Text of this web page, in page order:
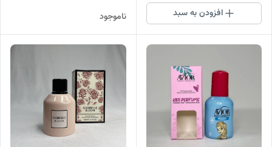
افزودن به سبد ناموجود